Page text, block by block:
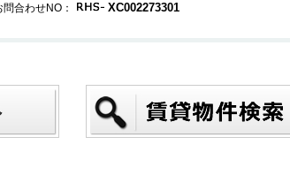
問合わせNO： XC002273301